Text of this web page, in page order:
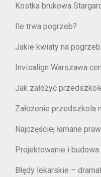
Kostka brukowa
Ile trwa pogrzeb?
Jakie kwiaty na
Invisalign Warszawa
Jak założyć
Założenie przedszkola
Najczęściej łamane
Projektowanie i
Błędy lekarskie –